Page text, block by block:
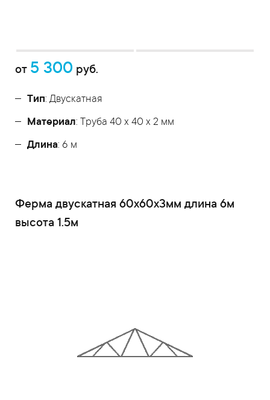
от 5 300 руб.
Тип: Двускатная
Материал: Труба 40 x 40 x 2 мм
Длина: 6 м
Ферма двускатная 60x60x3мм длина 6м
высота 1.5м